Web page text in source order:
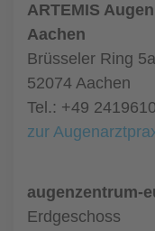
ARTEMIS
Aachen
Brüsseler Ring 5a
52074 Aachen
Tel.: +49
zur
augenzentrum-
Erdgeschoss